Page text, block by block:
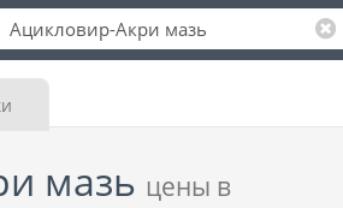
мазь цены в